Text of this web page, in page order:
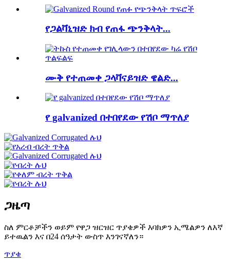
የጋልቫኒዝድ ክብ የጠፋ ጭንቅላት...
ሙቅ የተጠመቀ ጋላቫናይዝድ ዌልድ...
የ galvanized በተበየደው የሽቦ ማጥለያ
ጋዜጣ
ስለ ምርቶቻችን ወይም የዋጋ ዝርዝር ጥያቄዎች እባክዎን ኢሜልዎን ለእኛ
ይተዉልን እና በ24 ሰዓታት ውስጥ እንገናኛለን።
ጥያቄ